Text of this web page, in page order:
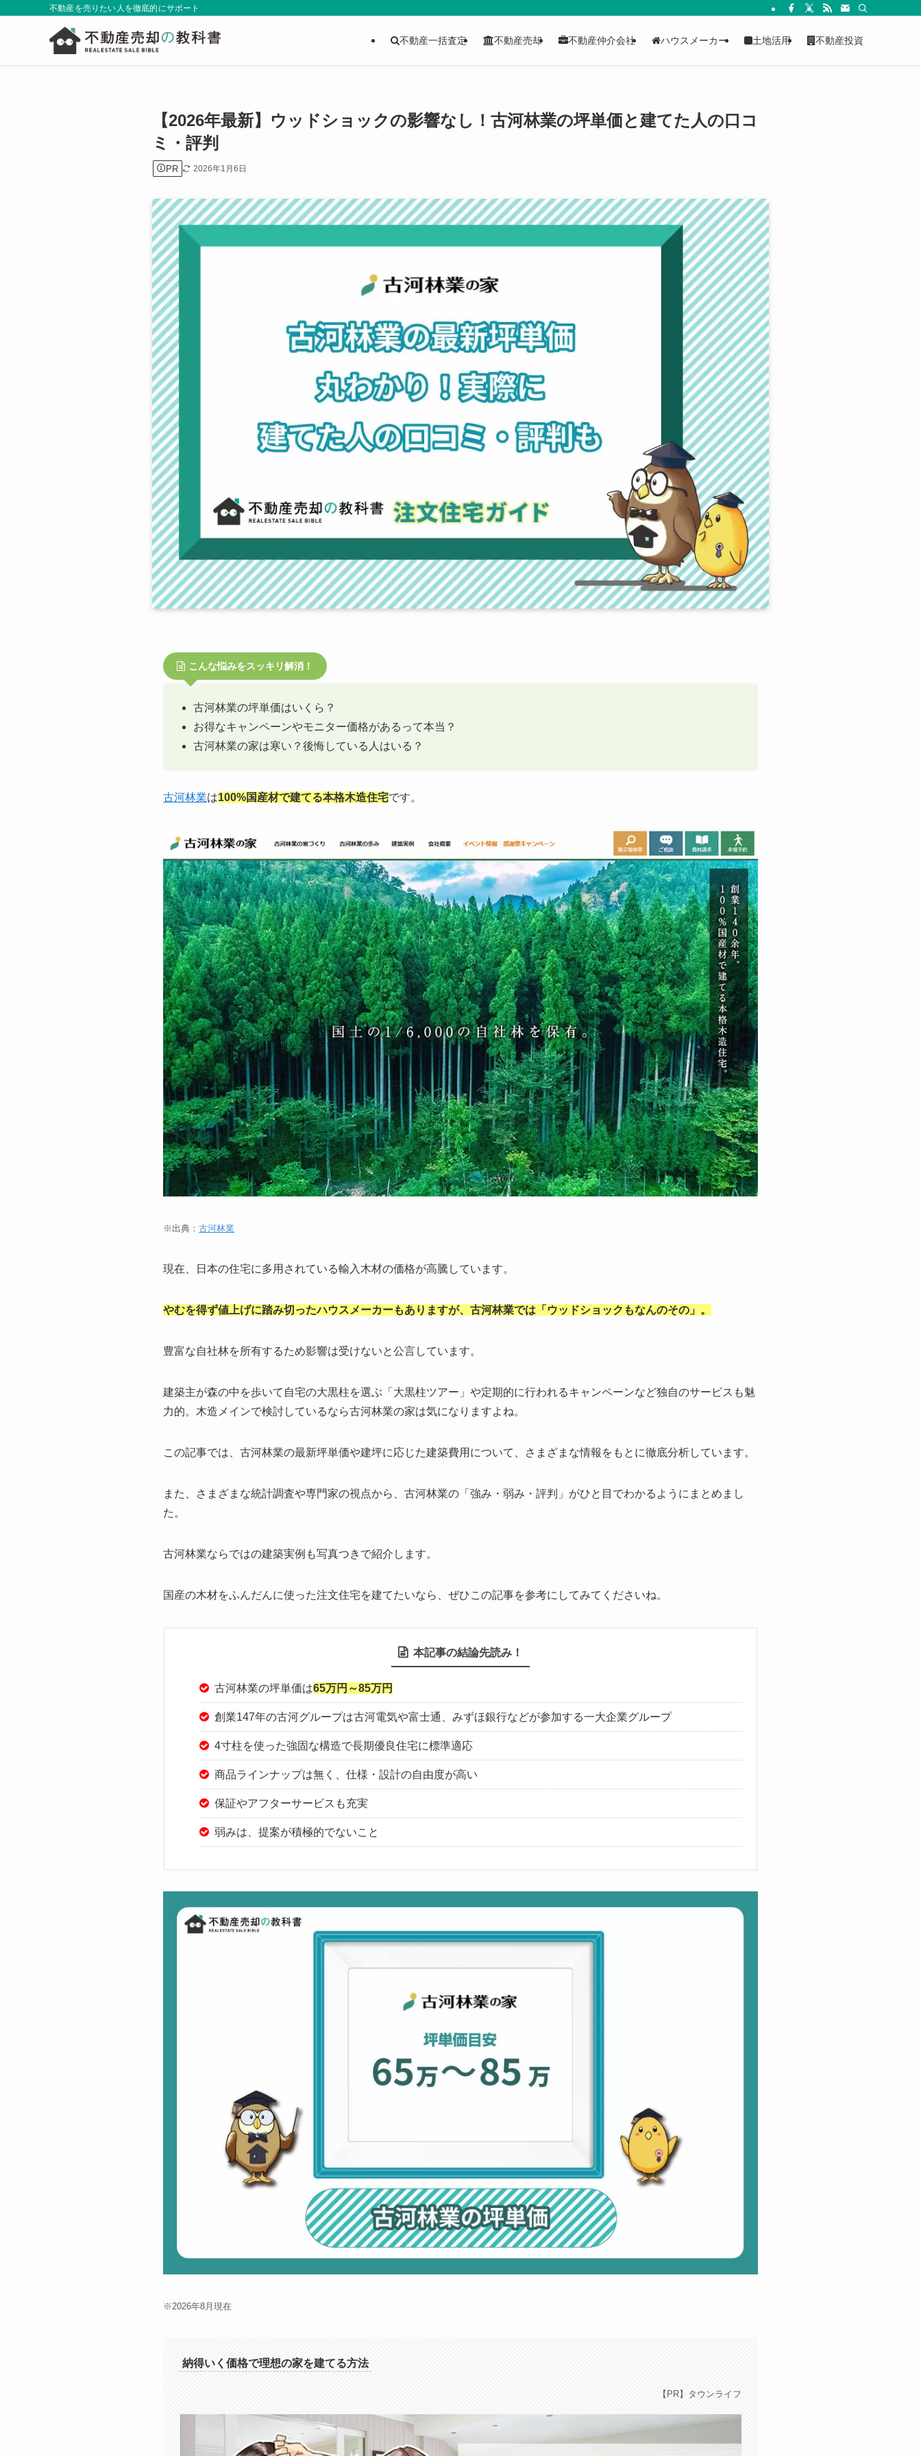
不動産を売りたい人を徹底的にサポート
不動産一括査定 不動産売却 不動産仲介会社 ハウスメーカー 土地活用 不動産投資
【2026年最新】ウッドショックの影響なし！古河林業の坪単価と建てた人の口コ
ミ・評判
PR 2026年1月6日
こんな悩みをスッキリ解消！
古河林業の坪単価はいくら？
お得なキャンペーンやモニター価格があるって本当？
古河林業の家は寒い？後悔している人はいる？
古河林業は100%国産材で建てる本格木造住宅です。
※出典： 古河林業
現在、日本の住宅に多用されている輸入木材の価格が高騰しています。
やむを得ず値上げに踏み切ったハウスメーカーもありますが、古河林業では「ウッドショックもなんのその」。
豊富な自社林を所有するため影響は受けないと公言しています。
建築主が森の中を歩いて自宅の大黒柱を選ぶ「大黒柱ツアー」や定期的に行われるキャンペーンなど独自のサービスも魅
力的。木造メインで検討しているなら古河林業の家は気になりますよね。
この記事では、古河林業の最新坪単価や建坪に応じた建築費用について、さまざまな情報をもとに徹底分析しています。
また、さまざまな統計調査や専門家の視点から、古河林業の「強み・弱み・評判」がひと目でわかるようにまとめまし
た。
古河林業ならではの建築実例も写真つきで紹介します。
国産の木材をふんだんに使った注文住宅を建てたいなら、ぜひこの記事を参考にしてみてくださいね。
本記事の結論先読み！
古河林業の坪単価は65万円～85万円
創業147年の古河グループは古河電気や富士通、みずほ銀行などが参加する一大企業グループ
4寸柱を使った強固な構造で長期優良住宅に標準適応
商品ラインナップは無く、仕様・設計の自由度が高い
保証やアフターサービスも充実
弱みは、提案が積極的でないこと
※2026年8月現在
納得いく価格で理想の家を建てる方法
【PR】タウンライフ